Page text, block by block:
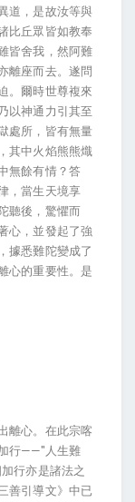
道，是故汝等與
比丘眾皆如教奉
皆舍我，然阿難
離座而去。遂問
。爾時世尊複來
以神通力引其至
處所，皆有無量
其中火焰熊熊熾
無餘有情？答
，當生天境享
聽後，驚懼而
心，並發起了強
據悉難陀變成了
心的重要性。是
心。在此宗喀
行——"人生難
行亦是諸法之
善引導文》中已